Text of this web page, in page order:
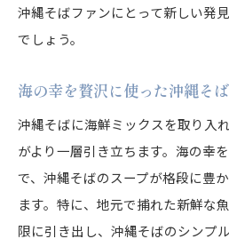
沖縄そばファンにとって新しい発
でしょう。
海の幸を贅沢に使った沖縄そ
沖縄そばに海鮮ミックスを取り入
がより一層引き立ちます。海の幸
で、沖縄そばのスープが格段に豊
ます。特に、地元で捕れた新鮮な
限に引き出し、沖縄そばのシンプ